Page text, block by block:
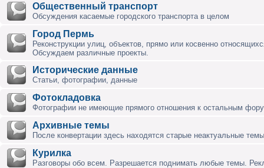
Общественный транспорт
Обсуждения касаемые городского транспорта в целом
Город Пермь
Реконструкции улиц, объектов, прямо или косвенно
Обсуждаем различные проекты.
Исторические данные
Статьи, фотографии, данные
Фотокладовка
Фотографии не имеющие прямого отношения к остальным
Архивные темы
После конвертации здесь находятся старые неактуальные
Курилка
Разговоры обо всем. Разрешается поднимать любые темы.